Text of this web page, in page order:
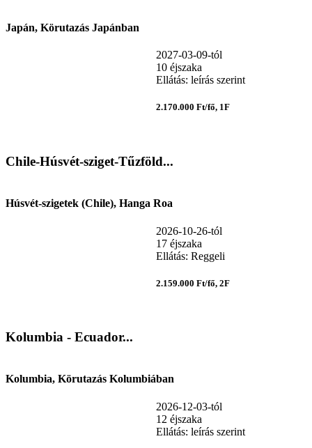
Japán, Körutazás Japánban
2027-03-09-tól
10 éjszaka
Ellátás: leírás szerint
2.170.000 Ft/fő, 1F
Chile-Húsvét-sziget-Tűzföld...
Húsvét-szigetek (Chile), Hanga Roa
2026-10-26-tól
17 éjszaka
Ellátás: Reggeli
2.159.000 Ft/fő, 2F
Kolumbia - Ecuador...
Kolumbia, Körutazás Kolumbiában
2026-12-03-tól
12 éjszaka
Ellátás: leírás szerint